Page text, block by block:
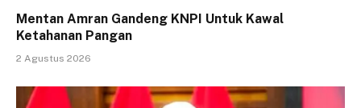
Mentan Amran Gandeng KNPI Untuk Kawal
Ketahanan Pangan
2 Agustus 2026